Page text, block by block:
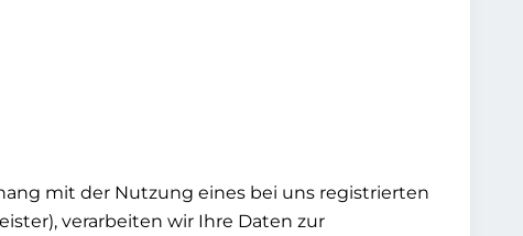
mit der Nutzung eines bei uns registrierten
verarbeiten wir Ihre Daten zur